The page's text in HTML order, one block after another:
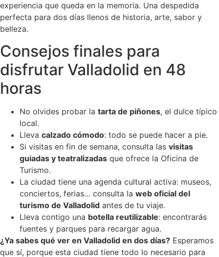
experiencia que queda en la memoria. Una despedida
perfecta para dos días llenos de historia, arte, sabor y
belleza.
Consejos finales para
disfrutar Valladolid en 48
horas
No olvides probar la tarta de piñones, el dulce típico
local.
Lleva calzado cómodo: todo se puede hacer a pie.
Si visitas en fin de semana, consulta las visitas
guiadas y teatralizadas que ofrece la Oficina de
Turismo.
La ciudad tiene una agenda cultural activa: museos,
conciertos, ferias… consulta la web oficial del
turismo de Valladolid antes de tu viaje.
Lleva contigo una botella reutilizable: encontrarás
fuentes y parques para recargar agua.
¿Ya sabes qué ver en Valladolid en dos días? Esperamos
que sí, porque esta ciudad tiene todo lo necesario para